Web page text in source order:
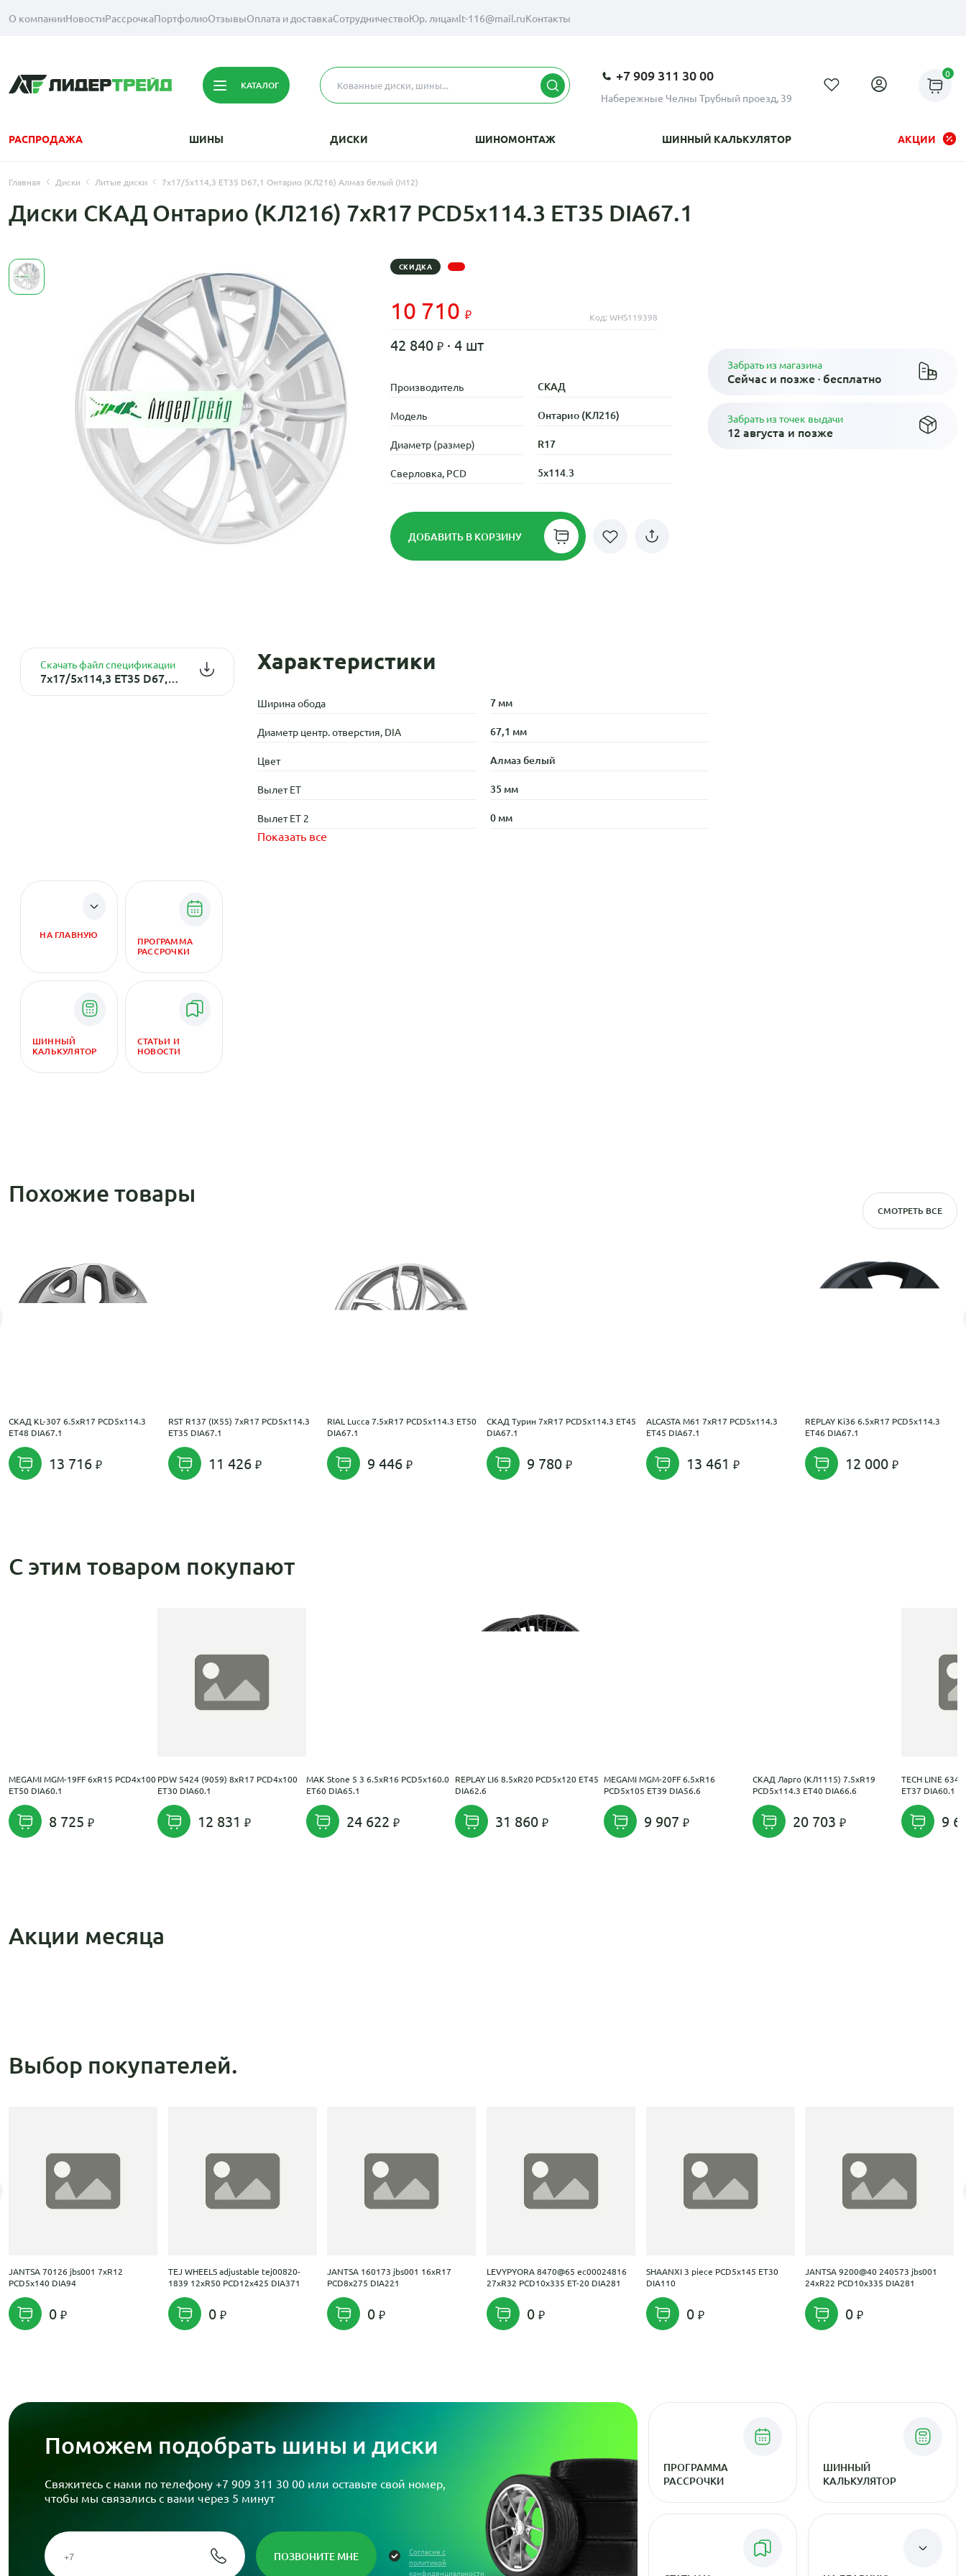
О компанииНовостиРассрочкаПортфолиоОтзывыОплата и доставкаСотрудничествоЮр. лицамlt-116@mail.ruКонтакты
КАТАЛОГ
+7 909 311 30 00
Набережные Челны Трубный проезд, 39
0
РАСПРОДАЖА ШИНЫ ДИСКИ ШИНОМОНТАЖ ШИННЫЙ КАЛЬКУЛЯТОР АКЦИИ
Главная Диски Литые диски 7x17/5x114,3 ET35 D67,1 Онтарио (КЛ216) Алмаз белый (M12)
Диски СКАД Онтарио (КЛ216) 7xR17 PCD5x114.3 ET35 DIA67.1
СКИДКА
10 710 Код: WHS119398
42 840 · 4 шт
Производитель СКАД
Модель Онтарио (КЛ216)
Диаметр (размер) R17
Сверловка, PCD 5x114.3
ДОБАВИТЬ В КОРЗИНУ
Забрать из магазина
Сейчас и позже · бесплатно
Забрать из точек выдачи
12 августа и позже
Скачать файл спецификации
7x17/5x114,3 ET35 D67,1 Онтарио (КЛ216) Алмаз белый (M12)
Характеристики
Ширина обода 7 мм
Диаметр центр. отверстия, DIA 67,1 мм
Цвет Алмаз белый
Вылет ET 35 мм
Вылет ET 2 0 мм
Показать все
НА ГЛАВНУЮ
ПРОГРАММА
РАССРОЧКИ
ШИННЫЙ
КАЛЬКУЛЯТОР
СТАТЬИ И
НОВОСТИ
Похожие товары
СМОТРЕТЬ ВСЕ
СКАД KL-307 6.5xR17 PCD5x114.3
ET48 DIA67.1
13 716
RST R137 (IX55) 7xR17 PCD5x114.3
ET35 DIA67.1
11 426
RIAL Lucca 7.5xR17 PCD5x114.3 ET50
DIA67.1
9 446
СКАД Турин 7xR17 PCD5x114.3 ET45
DIA67.1
9 780
ALCASTA M61 7xR17 PCD5x114.3
ET45 DIA67.1
13 461
REPLAY Ki36 6.5xR17 PCD5x114.3
ET46 DIA67.1
12 000
С этим товаром покупают
MEGAMI MGM-19FF 6xR15 PCD4x100
ET50 DIA60.1
8 725
PDW 5424 (9059) 8xR17 PCD4x100
ET30 DIA60.1
12 831
MAK Stone 5 3 6.5xR16 PCD5x160.0
ET60 DIA65.1
24 622
REPLAY LI6 8.5xR20 PCD5x120 ET45
DIA62.6
31 860
MEGAMI MGM-20FF 6.5xR16
PCD5x105 ET39 DIA56.6
9 907
СКАД Ларго (КЛ1115) 7.5xR19
PCD5x114.3 ET40 DIA66.6
20 703
TECH LINE 634
ET37 DIA60.1
9
Акции месяца
Выбор покупателей.
JANTSA 70126 jbs001 7xR12
PCD5x140 DIA94
0
TEJ WHEELS adjustable tej00820-
1839 12xR50 PCD12x425 DIA371
0
JANTSA 160173 jbs001 16xR17
PCD8x275 DIA221
0
LEVYPYORA 8470@65 ec00024816
27xR32 PCD10x335 ET-20 DIA281
0
SHAANXI 3 piece PCD5x145 ET30
DIA110
0
JANTSA 9200@40 240573 jbs001
24xR22 PCD10x335 DIA281
0
Поможем подобрать шины и диски
Свяжитесь с нами по телефону +7 909 311 30 00 или оставьте свой номер,
чтобы мы связались с вами через 5 минут
Согласие с
политикой
конфиденциальности
ПРОГРАММА
РАССРОЧКИ
ШИННЫЙ
КАЛЬКУЛЯТОР